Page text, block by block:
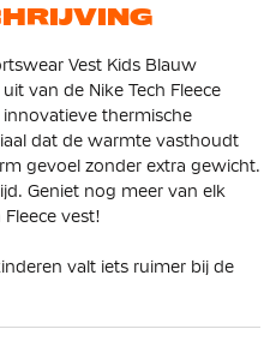
Vest Kids Blauw
van de Nike Tech Fleece
innovatieve thermische
dat de warmte vasthoudt
gevoel zonder extra gewicht.
Geniet nog meer van elk
vest!
valt iets ruimer bij de
sportieve feel die makkelijk